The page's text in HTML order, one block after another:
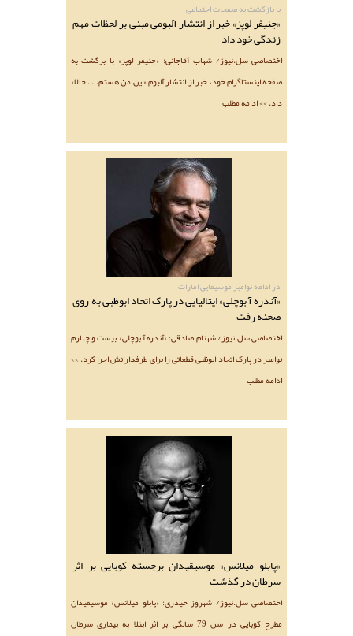
با بازگشت به صفحات اجتماعی
«جنیفر لوپز» خبر از انتشار آلبومی مبنی بر لحظات مهم
زندگی خود داد
اختصاصی سل.نیوز/ شهاب آقاجانی: «جنیفر لوپز» با برگشت به
صفحه اینستاگرام خود، خبر از انتشار آلبوم «این من هستم. . . حالا»
داد. >> ادامه مطلب
در ادامه نوامبر موسیقایی امارات
«آندره آ بوچلی» ایتالیایی در پارک اتحاد ابوظبی به روی
صحنه رفت
اختصاصی سل.نیوز/ شهنام صادقی: «آندره آ بوچلی» بیست و چهارم
نوامبر در پارک اتحاد ابوظبی قطعاتی را برای طرفدارانش اجرا کرد. >>
ادامه مطلب
«پابلو میلانس» موسیقیدان برجسته کوبایی بر اثر
سرطان در گذشت
اختصاصی سل.نیوز/ شهروز حیدری: «پابلو میلانس» موسیقیدان
مطرح کوبایی در سن 79 سالگی بر اثر ابتلا به بیماری سرطان